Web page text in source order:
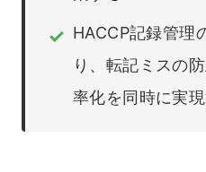
✓ HACCP記録管理
り、転記ミスの
率化を同時に実